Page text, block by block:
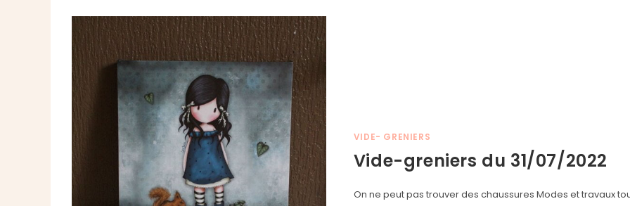
VIDE- GRENIERS
Vide-greniers du 31/07/2022
On ne peut pas trouver des chaussures Modes et travaux